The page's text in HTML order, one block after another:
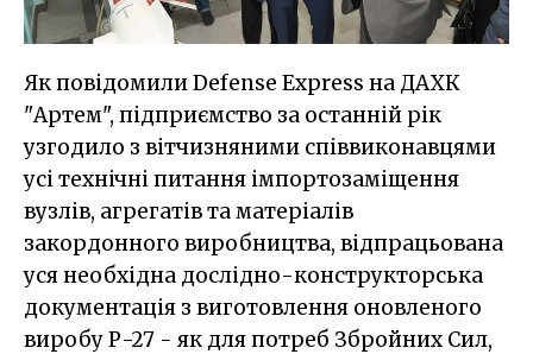
Як повідомили Defense Express на ДАХК
"Артем", підприємство за останній рік
узгодило з вітчизняними співвиконавцями
усі технічні питання імпортозаміщення
вузлів, агрегатів та матеріалів
закордонного виробництва, відпрацьована
уся необхідна дослідно-конструкторська
документація з виготовлення оновленого
виробу Р-27 - як для потреб Збройних Сил,